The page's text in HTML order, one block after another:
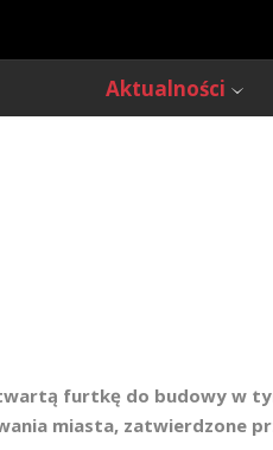
Aktualności
furtkę do budowy w
miasta, zatwierdzone